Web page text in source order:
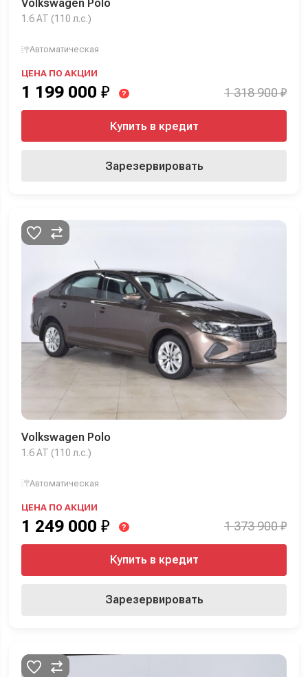
Volkswagen Polo
1.6 AT (110 л.с.)
Автоматическая
ЦЕНА ПО АКЦИИ
1 199 000 ₽ ? 1 318 900 ₽
Купить в кредит
Зарезервировать
Volkswagen Polo
1.6 AT (110 л.с.)
Автоматическая
ЦЕНА ПО АКЦИИ
1 249 000 ₽ ? 1 373 900 ₽
Купить в кредит
Зарезервировать